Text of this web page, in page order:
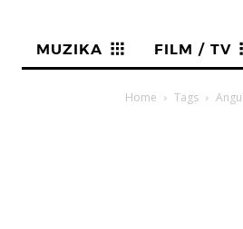
MUZIKA FILM / TV
Home Tags